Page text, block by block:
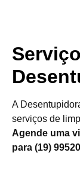
A
serviços de
Agende uma
para (19)